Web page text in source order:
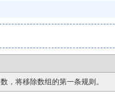
，将移除数组的第一条规则。